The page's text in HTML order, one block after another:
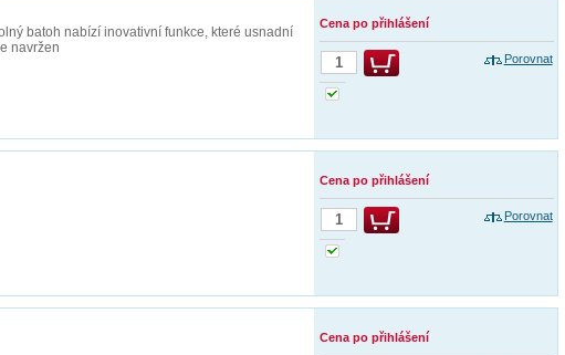
batoh nabízí inovativní funkce, které usnadní
navržen
Cena po přihlášení
Porovnat
Cena po přihlášení
Porovnat
Cena po přihlášení